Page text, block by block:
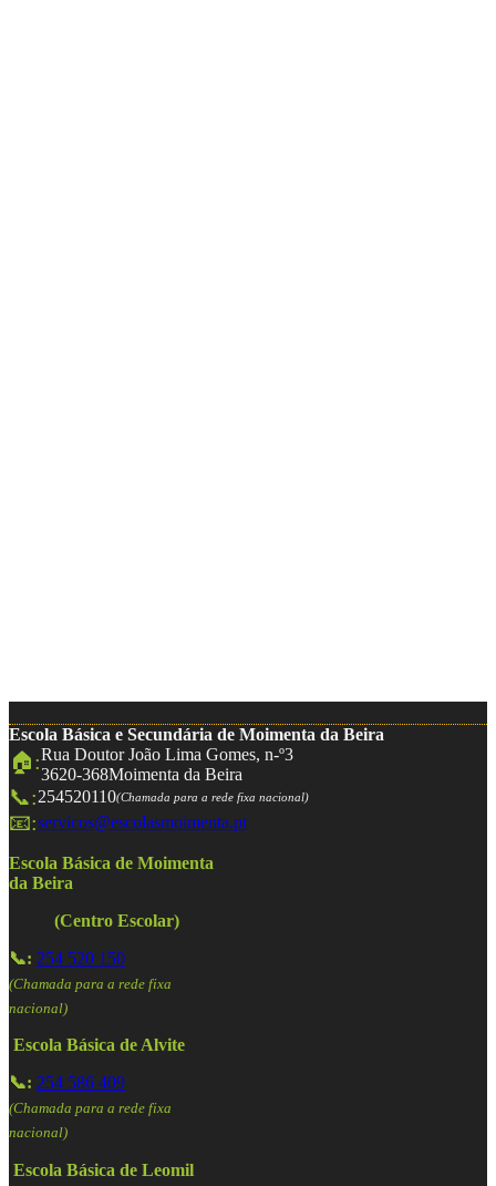
Escola Básica e Secundária de Moimenta da Beira
🏠:Rua Doutor João Lima Gomes, n-º3
3620-368Moimenta da Beira
📞:254520110(Chamada para a rede fixa nacional)
📧:servicos@escolasmoimenta.pt
Escola Básica de Moimenta
da Beira
(Centro Escolar)
📞: 254 520 150
(Chamada para a rede fixa
nacional)
Escola Básica de Alvite
📞: 254 586 409
(Chamada para a rede fixa
nacional)
Escola Básica de Leomil